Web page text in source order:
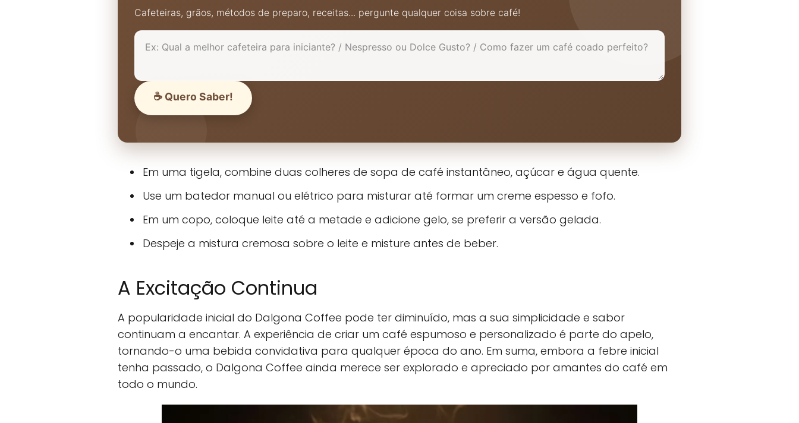
Cafeteiras, grãos, métodos de preparo, receitas... pergunte qualquer coisa sobre café!
☕ Quero Saber!
Em uma tigela, combine duas colheres de sopa de café instantâneo, açúcar e água quente.
Use um batedor manual ou elétrico para misturar até formar um creme espesso e fofo.
Em um copo, coloque leite até a metade e adicione gelo, se preferir a versão gelada.
Despeje a mistura cremosa sobre o leite e misture antes de beber.
A Excitação Continua
A popularidade inicial do Dalgona Coffee pode ter diminuído, mas a sua simplicidade e sabor
continuam a encantar. A experiência de criar um café espumoso e personalizado é parte do apelo,
tornando-o uma bebida convidativa para qualquer época do ano. Em suma, embora a febre inicial
tenha passado, o Dalgona Coffee ainda merece ser explorado e apreciado por amantes do café em
todo o mundo.